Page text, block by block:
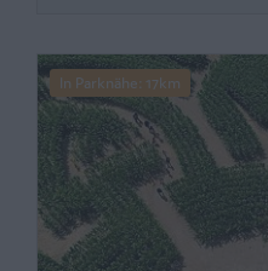
In Parknähe: 17km